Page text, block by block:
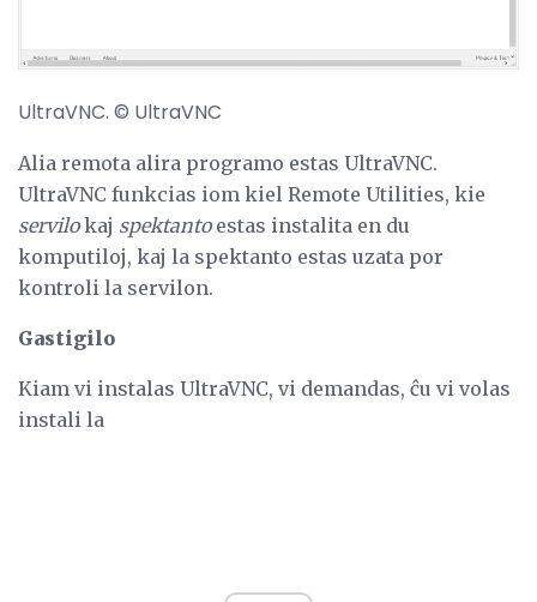
UltraVNC. © UltraVNC
Alia remota alira programo estas UltraVNC.
UltraVNC funkcias iom kiel Remote Utilities, kie
servilokaj spektantoestas instalita en du
komputiloj, kaj la spektanto estas uzata por
kontroli la servilon.
Gastigilo
Kiam vi instalas UltraVNC, vi demandas, ĉu vi volas
instali la